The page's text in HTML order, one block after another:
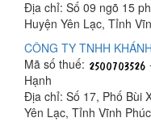
Địa chỉ: Số 09 ngõ 15
Huyện Yên Lạc, Tỉnh
CÔNG TY TNHH
Mã số thuế:
Hạnh
Địa chỉ: Số 17, Phố Bùi
Yên Lạc, Tỉnh Vĩnh Phúc